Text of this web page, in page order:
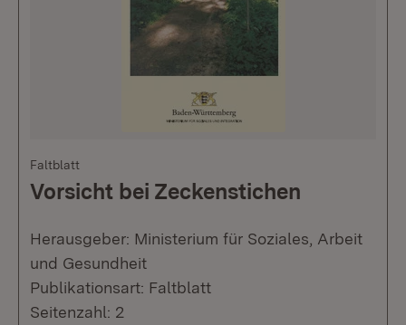
Faltblatt
Vorsicht bei Zeckenstichen
Herausgeber: Ministerium für Soziales, Arbeit
und Gesundheit
Publikationsart: Faltblatt
Seitenzahl: 2